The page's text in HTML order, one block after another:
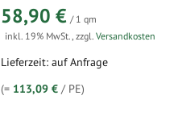
58,90 € / 1 qm
inkl. 19% MwSt.,zzgl.Versandkosten
Lieferzeit: auf Anfrage
(= 113,09 € / PE)